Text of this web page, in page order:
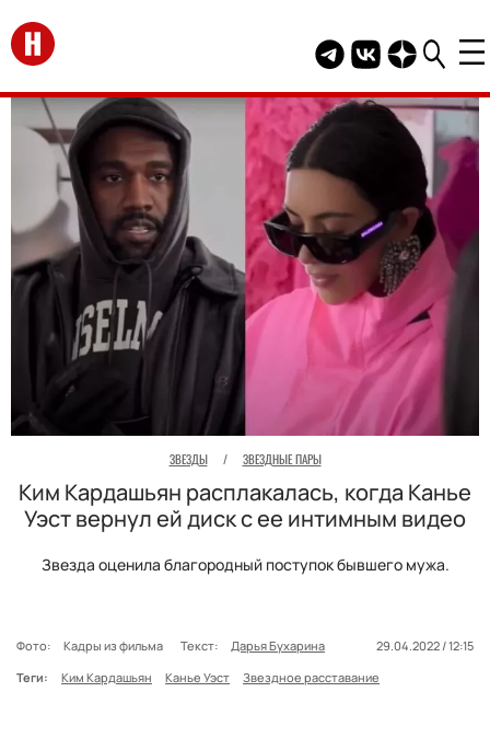
Перейти на главную
Telegram канал
Группа HELLO
Канал
ЗВЕЗДЫ / ЗВЕЗДНЫЕ ПАРЫ
Ким Кардашьян расплакалась, когда Канье
Уэст вернул ей диск с ее интимным видео
Звезда оценила благородный поступок бывшего мужа.
Фото: Кадры из фильма Текст: Дарья Бухарина
29.04.2022 / 12:15
Теги:
Ким Кардашьян Канье Уэст Звездное расставание